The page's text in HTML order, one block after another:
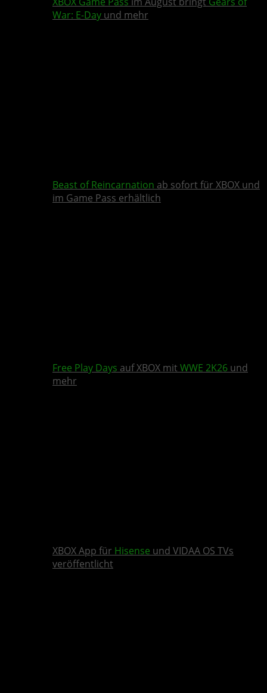
War: E-Day und mehr
Beast of Reincarnation ab sofort für XBOX und
im Game Pass erhältlich
Free Play Days auf XBOX mit WWE 2K26 und
mehr
XBOX App für Hisense und VIDAA OS TVs
veröffentlicht